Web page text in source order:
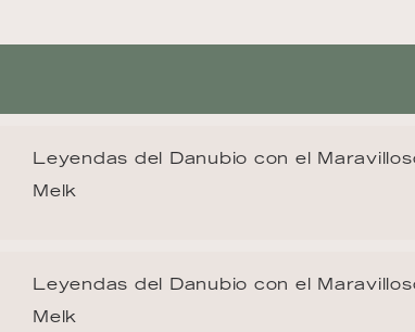
Leyendas del Danubio con el
Melk
Leyendas del Danubio con el
Melk